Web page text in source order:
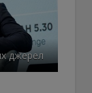
джерел